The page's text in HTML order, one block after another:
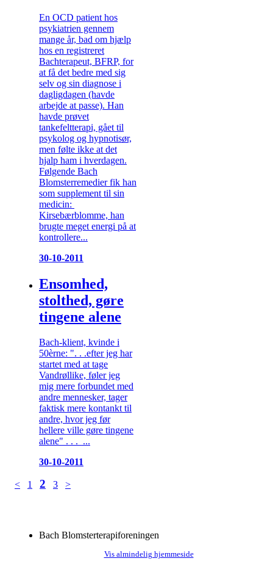
En OCD patient hos
psykiatrien gennem
mange år, bad om hjælp
hos en registreret
Bachterapeut, BFRP, for
at få det bedre med sig
selv og sin diagnose i
dagligdagen (havde
arbejde at passe). Han
havde prøvet
tankefeltterapi, gået til
psykolog og hypnotisør,
men følte ikke at det
hjalp ham i hverdagen.
Følgende Bach
Blomsterremedier fik han
som supplement til sin
medicin:
Kirsebærblomme, han
brugte meget energi på at
kontrollere...
30-10-2011
Ensomhed,
stolthed, gøre
tingene alene
Bach-klient, kvinde i
50èrne: ". . .efter jeg har
startet med at tage
Vandrøllike, føler jeg
mig mere forbundet med
andre mennesker, tager
faktisk mere kontankt til
andre, hvor jeg før
hellere ville gøre tingene
alene" . . . ...
30-10-2011
< 1 2 3 >
Bach Blomsterterapiforeningen
Vis almindelig hjemmeside